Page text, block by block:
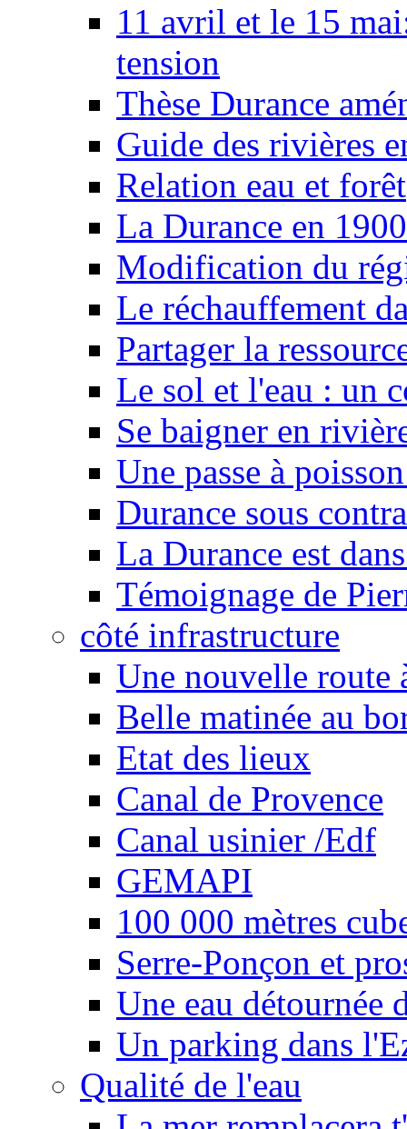
11 avril et le 15
tension
Thèse Durance
Guide des rivières
Relation eau et forêt
La Durance en 1900
Modification du
Le réchauffement
Partager la
Le sol et l'eau : un
Se baigner en
Une passe à
Durance sous
La Durance est
Témoignage de
côté infrastructure
Une nouvelle route
Belle matinée au
Etat des lieux
Canal de Provence
Canal usinier /Edf
GEMAPI
100 000 mètres
Serre-Ponçon et
Une eau détournée
Un parking dans
Qualité de l'eau